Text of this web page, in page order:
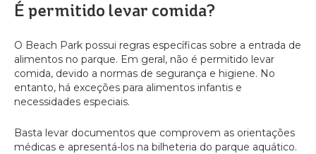
É permitido levar comida?
O Beach Park possui regras específicas sobre a entrada de
alimentos no parque. Em geral, não é permitido levar
comida, devido a normas de segurança e higiene. No
entanto, há exceções para alimentos infantis e
necessidades especiais.
Basta levar documentos que comprovem as orientações
médicas e apresentá-los na bilheteria do parque aquático.